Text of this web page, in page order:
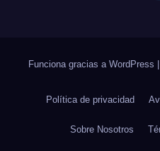
Funciona gracias a WordPress |
Política de privacidad
Sobre Nosotros